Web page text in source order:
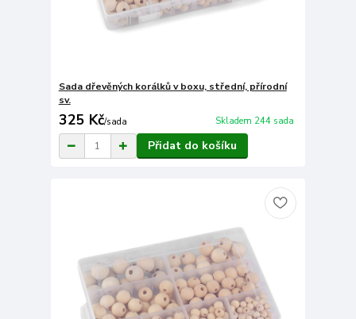
Sada dřevěných korálků v boxu, střední, přírodní
sv.
325 Kč/sada Skladem 244 sada
Přidat do košíku